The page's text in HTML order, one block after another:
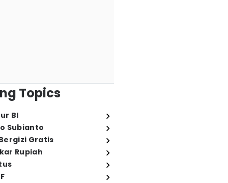
Topics
BI
Subianto
Gratis
Rupiah